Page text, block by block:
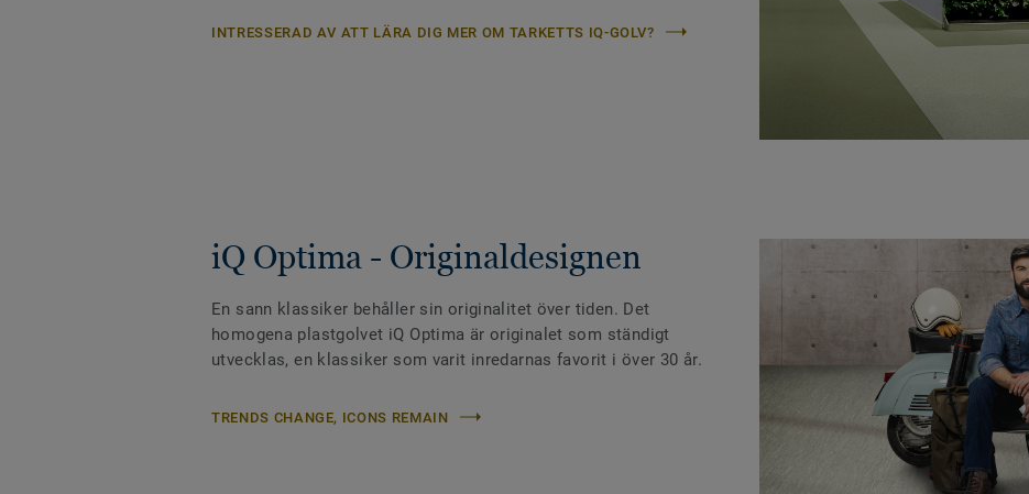
INTRESSERAD AV ATT LÄRA DIG MER OM TARKETTS IQ-GOLV?
iQ Optima - Originaldesignen
En sann klassiker behåller sin originalitet över tiden. Det
homogena plastgolvet iQ Optima är originalet som ständigt
utvecklas, en klassiker som varit inredarnas favorit i över 30 år.
TRENDS CHANGE, ICONS REMAIN